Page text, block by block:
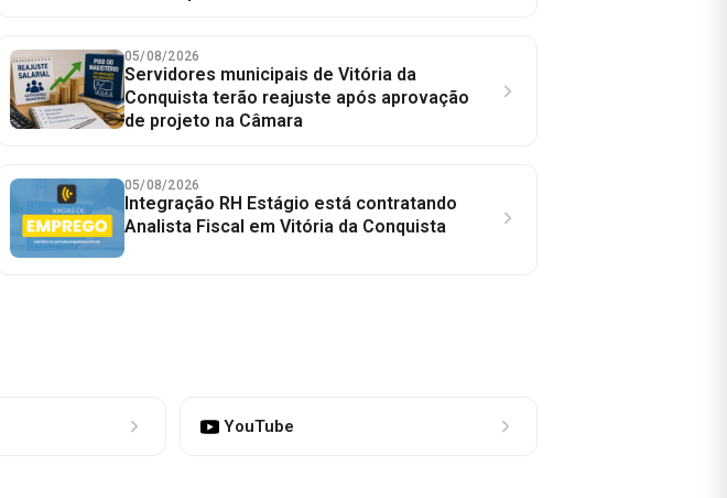
05/08/2026
Servidores municipais de Vitória da
Conquista terão reajuste após aprovação
de projeto na Câmara
05/08/2026
Integração RH Estágio está contratando
Analista Fiscal em Vitória da Conquista
YouTube